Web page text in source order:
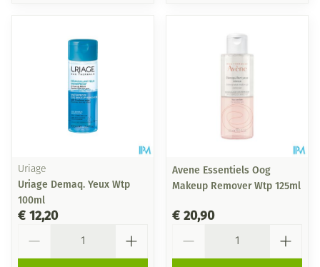
Uriage
Uriage Demaq. Yeux Wtp
100ml
€ 12,20
Avene Essentiels Oog
Makeup Remover Wtp 125ml
€ 20,90